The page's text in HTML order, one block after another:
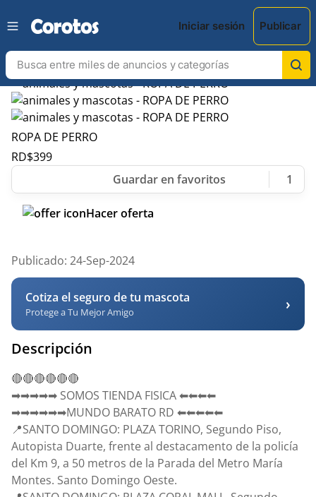
Iniciar sesión Publicar
ROPA DE PERRO
RD$399
1
Hacer oferta
Publicado: 24-Sep-2024
Cotiza el seguro de tu mascota
Protege a Tu Mejor Amigo ›
Descripción
🔴🔴🔴🔴🔴🔴
➡➡➡➡➡ SOMOS TIENDA FISICA ⬅⬅⬅⬅
➡➡➡➡➡➡MUNDO BARATO RD ⬅⬅⬅⬅⬅
📍SANTO DOMINGO: PLAZA TORINO, Segundo Piso,
Autopista Duarte, frente al destacamento de la policía
del Km 9, a 50 metros de la Parada del Metro María
Montes. Santo Domingo Oeste.